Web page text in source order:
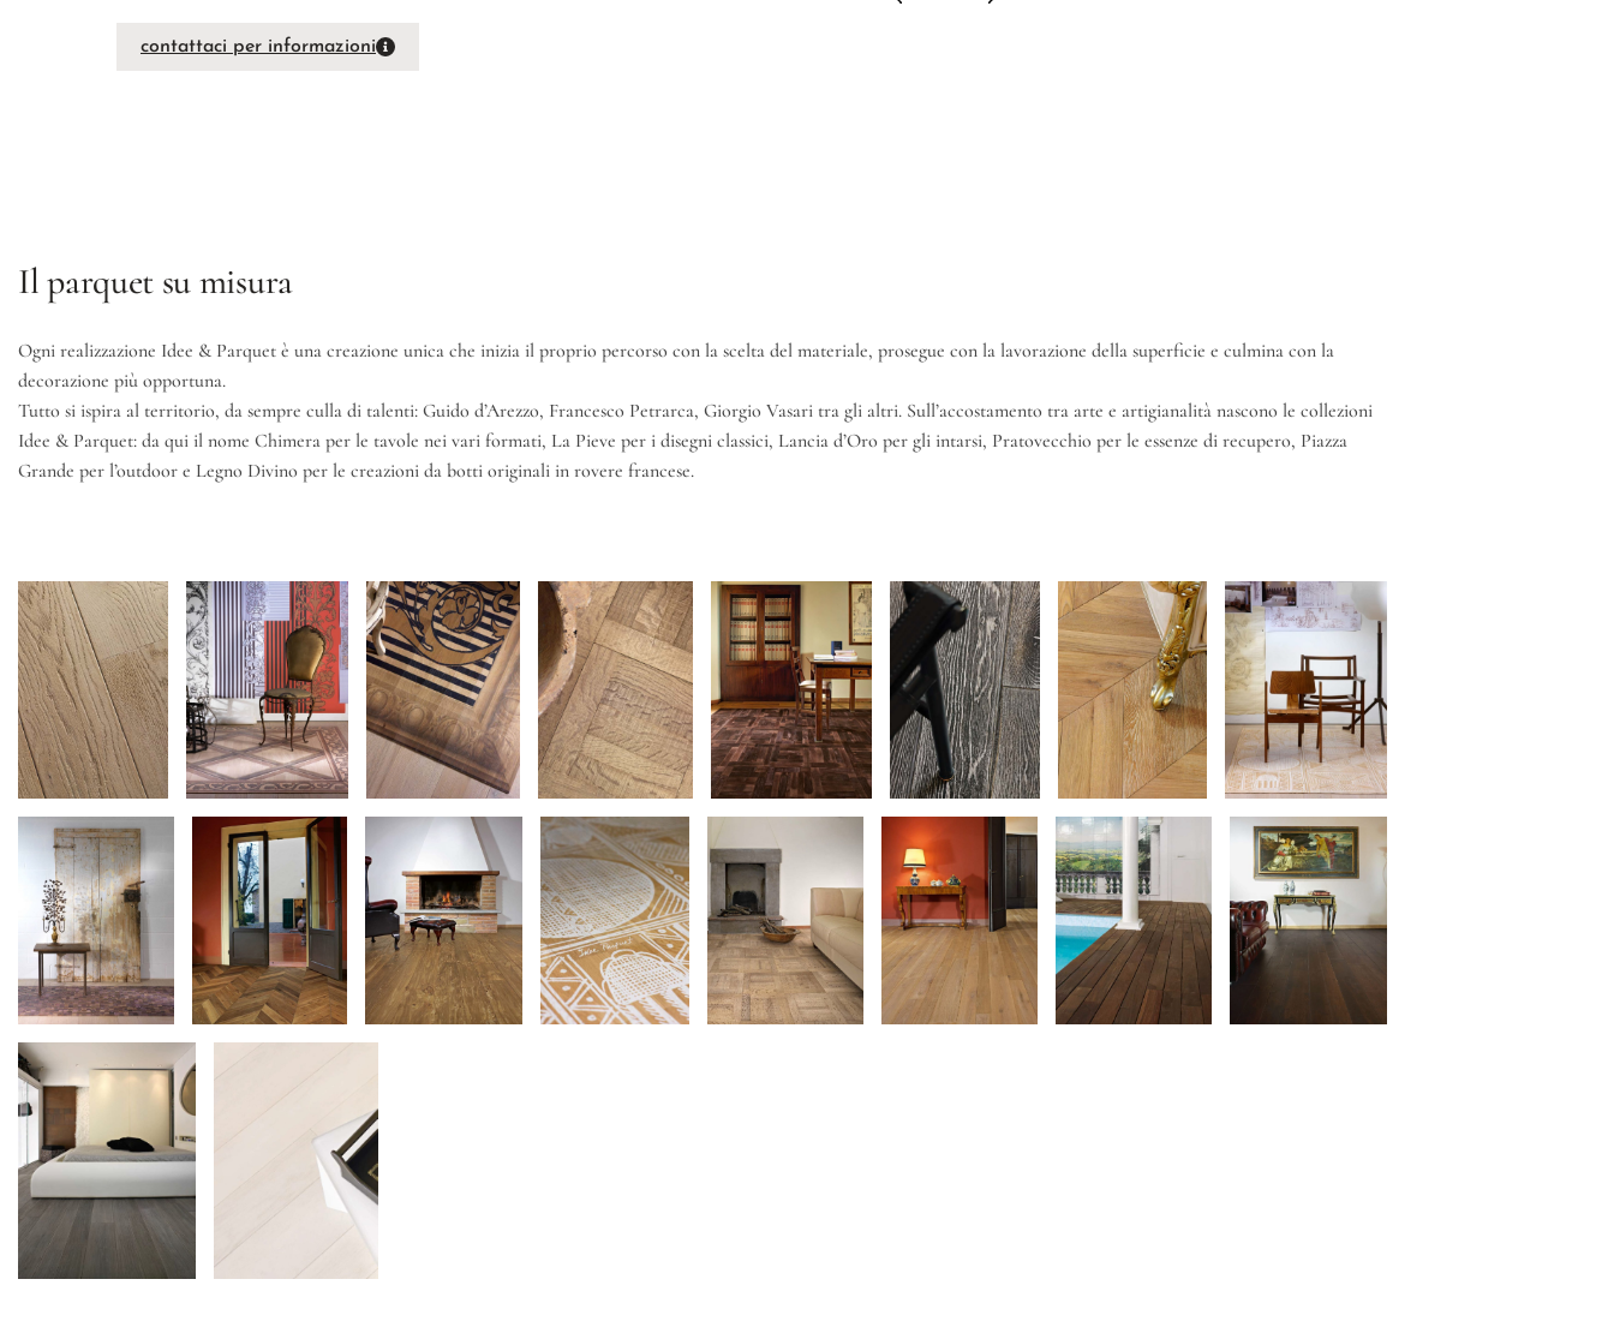
contattaci per informazioni
Il parquet su misura
Ogni realizzazione Idee & Parquet è una creazione unica che inizia il proprio percorso con la scelta del materiale, prosegue con la lavorazione della superficie e culmina con la
decorazione più opportuna.
Tutto si ispira al territorio, da sempre culla di talenti: Guido d’Arezzo, Francesco Petrarca, Giorgio Vasari tra gli altri. Sull’accostamento tra arte e artigianalità nascono le collezioni
Idee & Parquet: da qui il nome Chimera per le tavole nei vari formati, La Pieve per i disegni classici, Lancia d’Oro per gli intarsi, Pratovecchio per le essenze di recupero, Piazza
Grande per l’outdoor e Legno Divino per le creazioni da botti originali in rovere francese.